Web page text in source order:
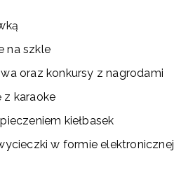
na szkle
oraz konkursy z nagrodami
z karaoke
kiełbasek
w formie elektronicznej